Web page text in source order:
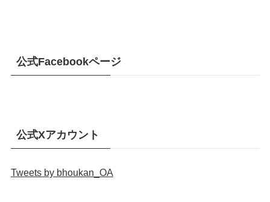
公式Facebookページ
公式Xアカウント
Tweets by bhoukan_OA